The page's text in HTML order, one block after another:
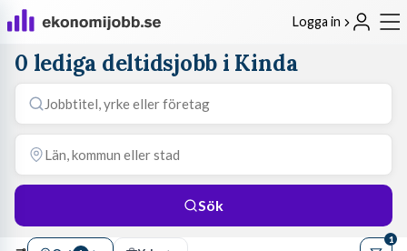
Logga in
0 lediga deltidsjobb i Kinda
Sök
1